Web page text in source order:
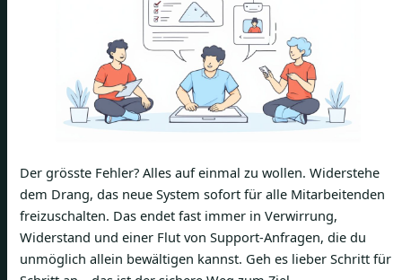
Der grösste Fehler? Alles auf einmal zu wollen. Widerstehe
dem Drang, das neue System sofort für alle Mitarbeitenden
freizuschalten. Das endet fast immer in Verwirrung,
Widerstand und einer Flut von Support-Anfragen, die du
unmöglich allein bewältigen kannst. Geh es lieber Schritt für